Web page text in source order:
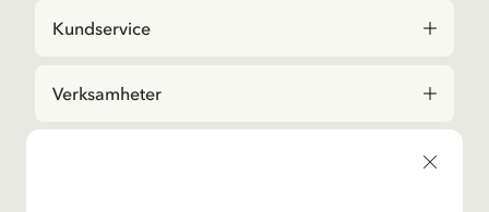
Kundservice
Verksamheter